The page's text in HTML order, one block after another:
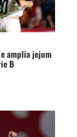
amplia jejum
B